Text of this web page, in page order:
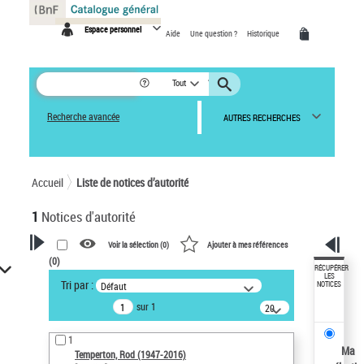
Espace personnel Aide Une question ? Historique
Tout
Recherche avancée AUTRES RECHERCHES
Accueil Liste de notices d’autorité
1 Notices d'autorité
VOTRE RECHERCHE
Recherche avancée dans les
notices d’autorité
Œuvres liées à l'auteur :
Temperton, Rod (1947-2016)
Voir la sélection (0) Ajouter à mes références
(0)
Tri par : Défaut
sur 1
20
résultats/page
1
Temperton, Rod (1947-2016)
RÉCUPÉRER
LES
NOTICES
Ma
Panneau de gestion des cookies